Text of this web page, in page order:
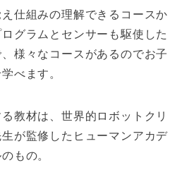
仕組みの理解できるコースか
グラムとセンサーも駆使した
様々なコースがあるのでお子
べます。
教材は、世界的ロボットクリ
が監修したヒューマンアカデ
もの。